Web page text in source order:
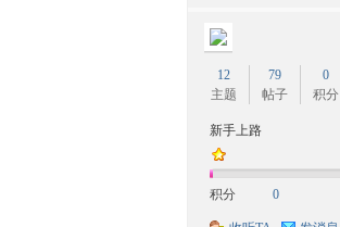
12
主题
79
帖子
0
积分
新手上路
积分 0